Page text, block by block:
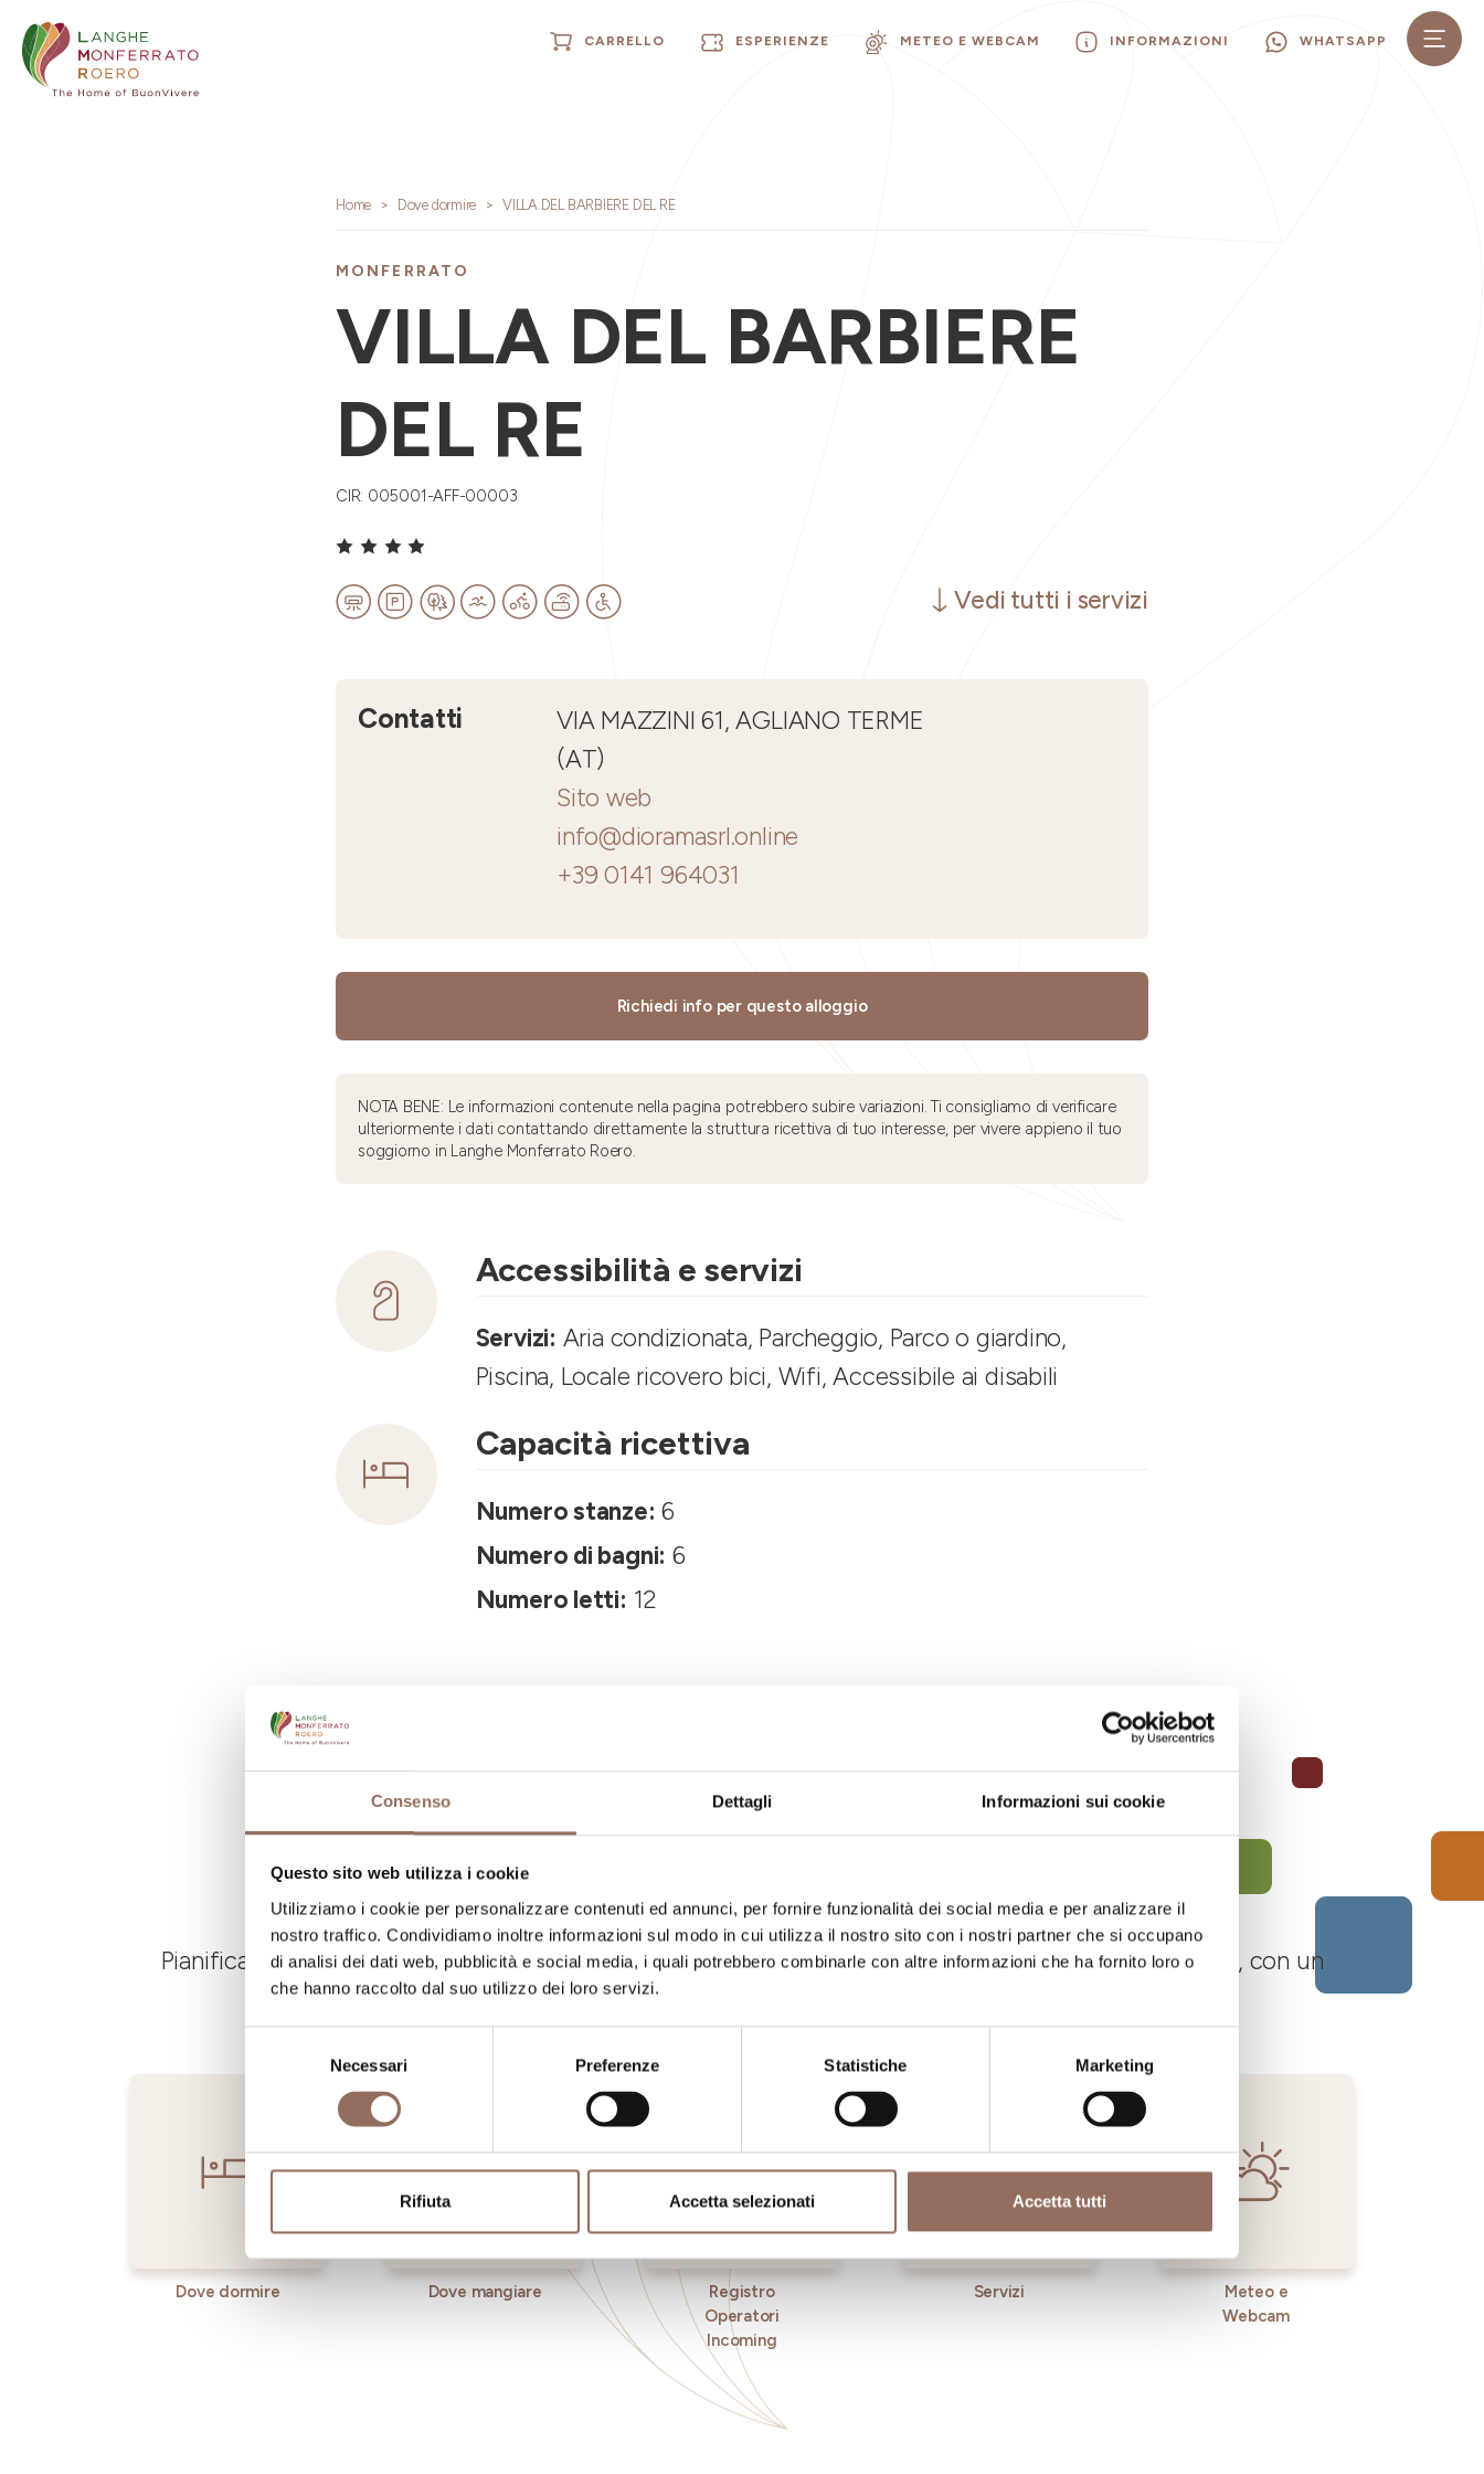
Consenso Dettagli Informazioni sui cookie
Questo sito web utilizza i cookie
Utilizziamo i cookie per personalizzare contenuti ed annunci, per fornire funzionalità dei social media e per analizzare il
nostro traffico. Condividiamo inoltre informazioni sul modo in cui utilizza il nostro sito con i nostri partner che si occupano
di analisi dei dati web, pubblicità e social media, i quali potrebbero combinarle con altre informazioni che ha fornito loro o
che hanno raccolto dal suo utilizzo dei loro servizi.
Necessari Preferenze Statistiche Marketing
Rifiuta Accetta selezionati Accetta tutti
CARRELLO ESPERIENZE METEO E WEBCAM INFORMAZIONI WHATSAPP
Home Dove dormire VILLA DEL BARBIERE DEL RE
MONFERRATO
VILLA DEL BARBIERE
DEL RE
CIR: 005001-AFF-00003
Vedi tutti i servizi
Contatti
VIA MAZZINI 61, AGLIANO TERME
(AT)
Sito web
info@dioramasrl.online
+39 0141 964031
Richiedi info per questo alloggio
NOTA BENE: Le informazioni contenute nella pagina potrebbero subire variazioni. Ti consigliamo di verificare
ulteriormente i dati contattando direttamente la struttura ricettiva di tuo interesse, per vivere appieno il tuo
soggiorno in Langhe Monferrato Roero.
Accessibilità e servizi
Servizi: Aria condizionata, Parcheggio, Parco o giardino,
Piscina, Locale ricovero bici, Wifi, Accessibile ai disabili
Capacità ricettiva
Numero stanze: 6
Numero di bagni: 6
Numero letti: 12
La tua vacanza
Pianifica dove dormire, dove mangiare, cosa fare e visitare in ogni angolo di Langhe Monferrato Roero, con un
occhio al meteo in tempo reale
Dove dormire Dove mangiare
Registro
Operatori
Incoming
Servizi
Meteo e
Webcam